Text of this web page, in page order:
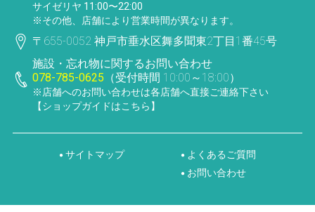
サイゼリヤ 11:00〜22:00
※その他、店舗により営業時間が異なります。
〒655-0052 神戸市垂水区舞多聞東2丁目1番45号
施設・忘れ物に関するお問い合わせ
078-785-0625 （受付時間 10:00～18:00）
※店舗へのお問い合わせは各店舗へ直接ご連絡下さい
【ショップガイドはこちら】
● サイトマップ ● よくあるご質問
● お問い合わせ